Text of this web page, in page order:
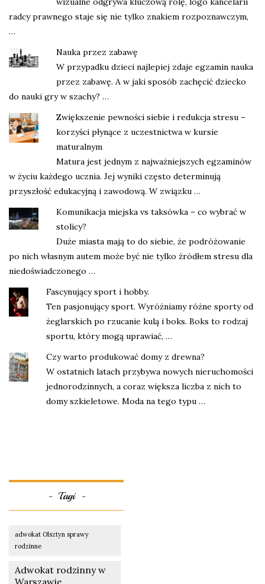
radcy prawnego staje się nie tylko znakiem rozpoznawczym,
…
Nauka przez zabawę
W przypadku dzieci najlepiej zdaje egzamin nauka
przez zabawę. A w jaki sposób zachęcić dziecko
do nauki gry w szachy? …
Zwiększenie pewności siebie i redukcja stresu –
korzyści płynące z uczestnictwa w kursie
maturalnym
Matura jest jednym z najważniejszych egzaminów
w życiu każdego ucznia. Jej wyniki często determinują
przyszłość edukacyjną i zawodową. W związku …
Komunikacja miejska vs taksówka – co wybrać w
stolicy?
Duże miasta mają to do siebie, że podróżowanie
po nich własnym autem może być nie tylko źródłem stresu dla
niedoświadczonego …
Fascynujący sport i hobby.
Ten pasjonujący sport. Wyróżniamy różne sporty od
żeglarskich po rzucanie kulą i boks. Boks to rodzaj
sportu, który mogą uprawiać, …
Czy warto produkować domy z drewna?
W ostatnich latach przybywa nowych nieruchomości
jednorodzinnych, a coraz większa liczba z nich to
domy szkieletowe. Moda na tego typu …
Tagi
adwokat Olsztyn sprawy
rodzinne
Adwokat rodzinny w
Warszawie